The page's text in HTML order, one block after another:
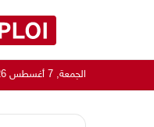
الجمعة, 7 أغسطس 2026